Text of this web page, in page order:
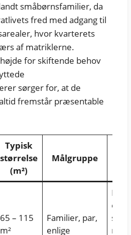
småbørnsfamilier, da
fred med adgang til
hvor kvarterets
af matriklerne.
for skiftende behov
sørger for, at de
fremstår præsentable
Typisk
størrelse
(m²)
Målgruppe
65 – 115
m²
Familier, par,
enlige